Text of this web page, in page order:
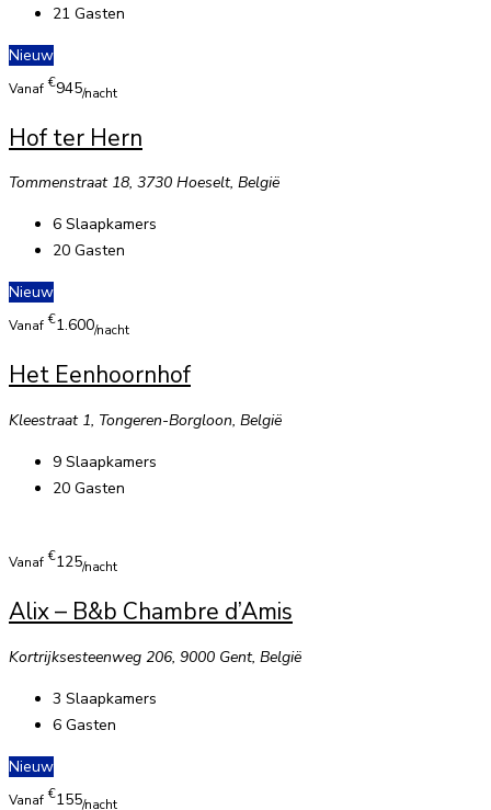
21 Gasten
Nieuw
Vanaf €945/nacht
Hof ter Hern
Tommenstraat 18, 3730 Hoeselt, België
6 Slaapkamers
20 Gasten
Nieuw
Vanaf €1.600/nacht
Het Eenhoornhof
Kleestraat 1, Tongeren-Borgloon, België
9 Slaapkamers
20 Gasten
Vanaf €125/nacht
Alix – B&b Chambre d’Amis
Kortrijksesteenweg 206, 9000 Gent, België
3 Slaapkamers
6 Gasten
Nieuw
Vanaf €155/nacht